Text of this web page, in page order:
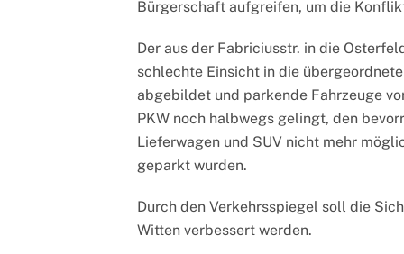
Bürgerschaft aufgreifen, um die
Der aus der Fabriciusstr. in die
schlechte Einsicht in die
abgebildet und parkende Fahrzeuge
PKW noch halbwegs gelingt, den
Lieferwagen und SUV nicht mehr
geparkt wurden.
Durch den Verkehrsspiegel soll die
Witten verbessert werden.